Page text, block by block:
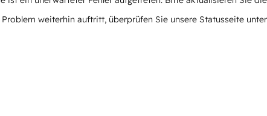
Problem weiterhin auftritt, überprüfen Sie unsere Statusseite unter